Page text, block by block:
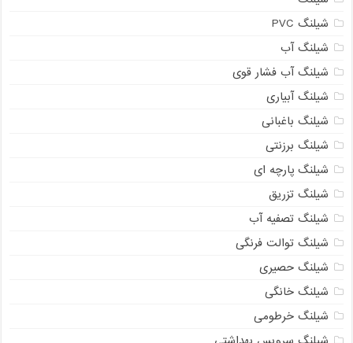
شیلنگ PVC
شیلنگ آب
شیلنگ آب فشار قوی
شیلنگ آبیاری
شیلنگ باغبانی
شیلنگ برزنتی
شیلنگ پارچه ای
شیلنگ تزریق
شیلنگ تصفیه آب
شیلنگ توالت فرنگی
شیلنگ حصیری
شیلنگ خانگی
شیلنگ خرطومی